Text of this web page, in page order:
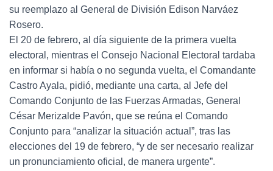
su reemplazo al General de División Edison Narváez
Rosero.
El 20 de febrero, al día siguiente de la primera vuelta
electoral, mientras el Consejo Nacional Electoral tardaba
en informar si había o no segunda vuelta, el Comandante
Castro Ayala, pidió, mediante una carta, al Jefe del
Comando Conjunto de las Fuerzas Armadas, General
César Merizalde Pavón, que se reúna el Comando
Conjunto para “analizar la situación actual”, tras las
elecciones del 19 de febrero, “y de ser necesario realizar
un pronunciamiento oficial, de manera urgente”.